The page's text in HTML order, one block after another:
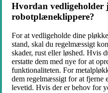
Hvordan vedligeholder
robotplæneklippere?
For at vedligeholde dine
stand, skal du regelmæssigt
skader, rust eller løshed. Hvis
erstatte dem med nye for at
funktionaliteten. For
dem regelmæssigt for at fjerne
levetid. Hvis der er behov for